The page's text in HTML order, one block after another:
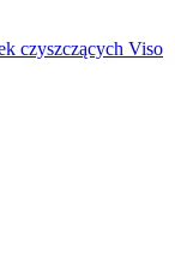
czyszczących Viso